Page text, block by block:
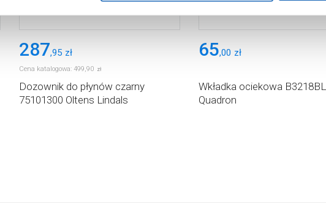
287,95 zł
Cena katalogowa: 499,90 zł
Dozownik do płynów czarny
75101300 Oltens Lindals
65,00 zł
Wkładka ociekowa B3218BL
Quadron